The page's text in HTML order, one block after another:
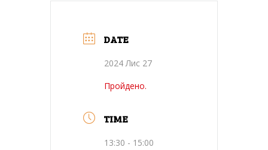
DATE
2024 Лис 27
Пройдено.
TIME
13:30 - 15:00